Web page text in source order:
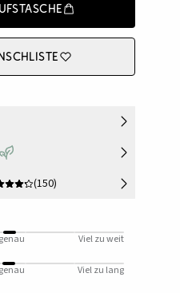
(150)
Viel zu weit
Viel zu lang